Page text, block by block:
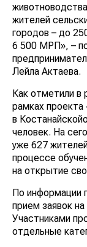
жителей
городов – до
6 500 МРП», –
Лейла Актаева.
Как отметили в
рамках проекта
в
человек. На
уже 627
процессе
на открытие
По информации
прием заявок
Участниками
отдельные